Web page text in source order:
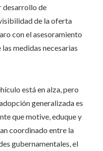
desarrollo de
de la oferta
con el asesoramiento
medidas necesarias
está en alza, pero
generalizada es
que motive, eduque y
coordinado entre la
gubernamentales, el